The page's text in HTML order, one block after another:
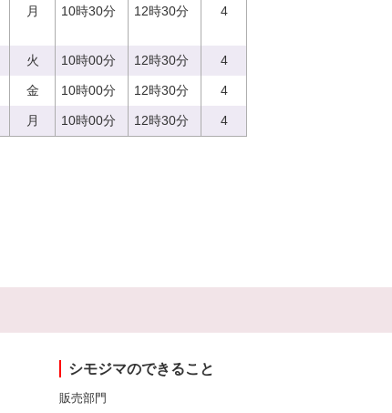
月 10時30分 12時30分 4
火 10時00分 12時30分 4
金 10時00分 12時30分 4
月 10時00分 12時30分 4
シモジマのできること
販売部門